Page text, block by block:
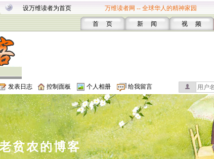
设万维读者为首页 万维读者网 -- 全球华人的精神家园
首 页 新 闻 视 频
发表日志 控制面板 个人相册 给我留言
贫农的博客